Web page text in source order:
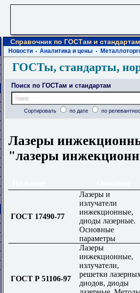
Справочник по ГОСТам и стандартам
Новости Аналитика и цены
ГОСТы, стандарты,
Поиск по ГОСТам и стандартам
Сортировать по дате по
Лазеры
"лазеры
ГОСТ 17490-77
Лазеры и
излучатели
инжекционные,
диоды лазерные.
Основные
параметры
ГОСТ Р 51106-97
Лазеры
инжекционные,
излучатели,
решетки
диодов, диоды